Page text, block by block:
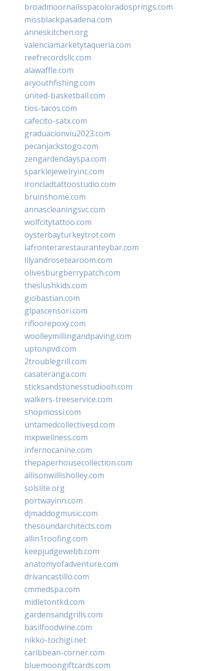
broadmoornailsspacoloradosprings.com
missblackpasadena.com
anneskitchen.org
valenciamarketytaqueria.com
reefrecordsllc.com
alawaffle.com
aryouthfishing.com
united-basketball.com
tios-tacos.com
cafecito-satx.com
graduacionviu2023.com
pecanjackstogo.com
zengardendayspa.com
sparklejewelryinc.com
ironcladtattoostudio.com
bruinshome.com
annascleaningsvc.com
wolfcitytattoo.com
oysterbayturkeytrot.com
lafronterarestauranteybar.com
lilyandrosetearoom.com
olivesburgberrypatch.com
theslushkids.com
giobastian.com
glpascensori.com
rifloorepoxy.com
woolleymillingandpaving.com
uptonpvd.com
2troublegrill.com
casateranga.com
sticksandstonesstudiooh.com
walkers-treeservice.com
shopmossi.com
untamedcollectivesd.com
mxpwellness.com
infernocanine.com
thepaperhousecollection.com
allisonwillisholley.com
solslite.org
portwayinn.com
djmaddogmusic.com
thesoundarchitects.com
allin1roofing.com
keepjudgewebb.com
anatomyofadventure.com
drivancastillo.com
cmmedspa.com
midletontkd.com
gardensandgrills.com
basilfoodwine.com
nikko-tochigi.net
caribbean-corner.com
bluemoongiftcards.com